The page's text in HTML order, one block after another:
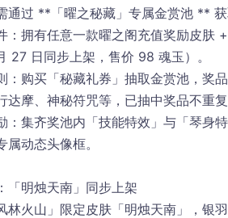
通过 **「曜之秘藏」专属金赏池 **
：拥有任意一款曜之阁充值奖励皮肤
27 日同步上架，售价 98 魂玉）。
：购买「秘藏礼券」抽取金赏池，奖
达摩、神秘符咒等，已抽中奖品不重
：集齐奖池内「技能特效」与「琴身
属动态头像框。
「明烛天南」同步上架
林火山」限定皮肤「明烛天南」，银